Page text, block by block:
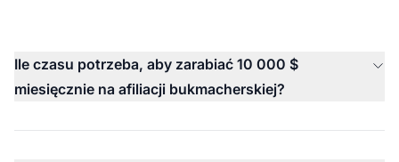
Ile czasu potrzeba, aby zarabiać 10 000 $
miesięcznie na afiliacji bukmacherskiej?